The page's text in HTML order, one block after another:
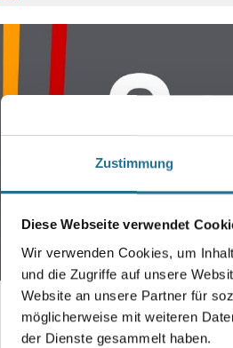
Zustimmung
Diese Webseite verwendet
Wir verwenden Cookies, um
und die Zugriffe auf unsere
Website an unsere Partner für
möglicherweise mit weiteren
der Dienste gesammelt haben.